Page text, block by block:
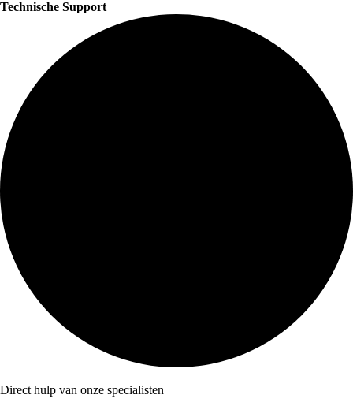
Technische Support
Direct hulp van onze specialisten